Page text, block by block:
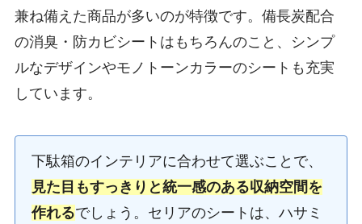
兼ね備えた商品が多いのが特徴です。備長炭配合
の消臭・防カビシートはもちろんのこと、シンプ
ルなデザインやモノトーンカラーのシートも充実
しています。
下駄箱のインテリアに合わせて選ぶことで、
見た目もすっきりと統一感のある収納空間を
作れるでしょう。セリアのシートは、ハサミ